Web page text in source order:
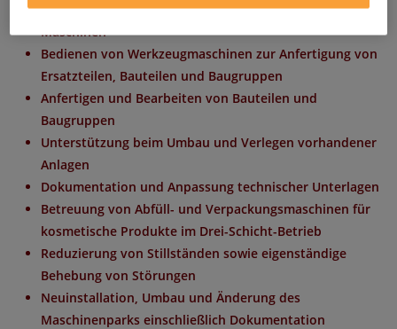
Umrüstung von Maschinen sowie Installation neuer
Maschinen
Bedienen von Werkzeugmaschinen zur Anfertigung von
Ersatzteilen, Bauteilen und Baugruppen
Anfertigen und Bearbeiten von Bauteilen und
Baugruppen
Unterstützung beim Umbau und Verlegen vorhandener
Anlagen
Dokumentation und Anpassung technischer Unterlagen
Betreuung von Abfüll- und Verpackungsmaschinen für
kosmetische Produkte im Drei-Schicht-Betrieb
Reduzierung von Stillständen sowie eigenständige
Behebung von Störungen
Neuinstallation, Umbau und Änderung des
Maschinenparks einschließlich Dokumentation